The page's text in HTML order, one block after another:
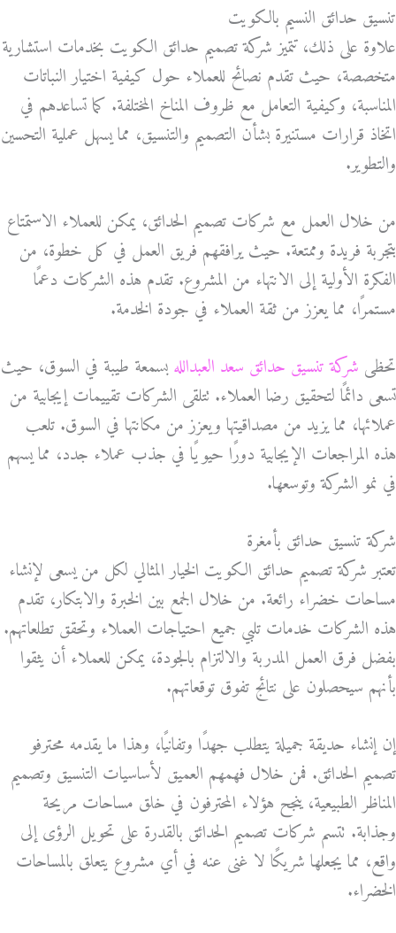
تنسيق حدائق النسيم بالكويت
علاوة على ذلك، تتميز شركة تصميم حدائق الكويت بخدمات استشارية
متخصصة، حيث تقدم نصائح للعملاء حول كيفية اختيار النباتات
المناسبة، وكيفية التعامل مع ظروف المناخ المختلفة. كما تساعدهم في
اتخاذ قرارات مستنيرة بشأن التصميم والتنسيق، مما يسهل عملية التحسين
والتطوير.
من خلال العمل مع شركات تصميم الحدائق، يمكن للعملاء الاستمتاع
بتجربة فريدة وممتعة. حيث يرافقهم فريق العمل في كل خطوة، من
الفكرة الأولية إلى الانتهاء من المشروع. تقدم هذه الشركات دعمًا
مستمرًا، مما يعزز من ثقة العملاء في جودة الخدمة.
تحظى شركة تنسيق حدائق سعد العبداللهبسمعة طيبة في السوق، حيث
تسعى دائمًا لتحقيق رضا العملاء. تتلقى الشركات تقييمات إيجابية من
عملائها، مما يزيد من مصداقيتها ويعزز من مكانتها في السوق. تلعب
هذه المراجعات الإيجابية دورًا حيويًا في جذب عملاء جدد، مما يسهم
في نمو الشركة وتوسعها.
شركة تنسيق حدائق بأمغرة
تعتبر شركة تصميم حدائق الكويت الخيار المثالي لكل من يسعى لإنشاء
مساحات خضراء رائعة. من خلال الجمع بين الخبرة والابتكار، تقدم
هذه الشركات خدمات تلبي جميع احتياجات العملاء وتحقق تطلعاتهم.
بفضل فرق العمل المدربة والالتزام بالجودة، يمكن للعملاء أن يثقوا
بأنهم سيحصلون على نتائج تفوق توقعاتهم.
إن إنشاء حديقة جميلة يتطلب جهدًا وتفانيًا، وهذا ما يقدمه محترفو
تصميم الحدائق. فمن خلال فهمهم العميق لأساسيات التنسيق وتصميم
المناظر الطبيعية، ينجح هؤلاء المحترفون في خلق مساحات مريحة
وجذابة. تتسم شركات تصميم الحدائق بالقدرة على تحويل الرؤى إلى
واقع، مما يجعلها شريكًا لا غنى عنه في أي مشروع يتعلق بالمساحات
الخضراء.